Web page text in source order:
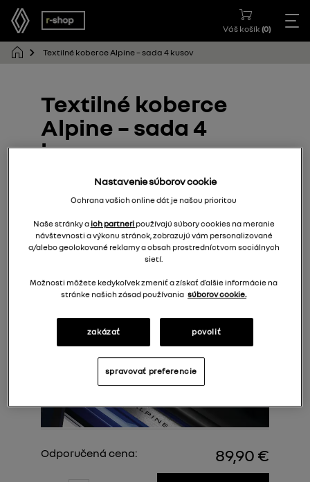
Váš košík (0)
Textilné koberce Alpine – sada 4 kusov
Textilné koberce
Alpine – sada 4
kusov
Odporučená cena: 89,90 €
Nastavenie súborov cookie
Ochrana vašich online dát je našou prioritou
Naše stránky a ich partneri používajú súbory cookies na meranie
návštevnosti a výkonu stránok, zobrazujú vám personalizované
a/alebo geolokované reklamy a obsah prostredníctvom sociálnych
sietí.
Možnosti môžete kedykoľvek zmeniť a získať ďalšie informácie na
stránke našich zásad používania súborov cookie.
zakázať povoliť
spravovať preferencie